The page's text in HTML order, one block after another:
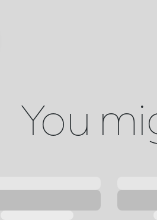
You